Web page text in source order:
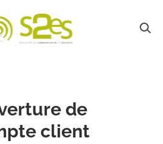
de
client